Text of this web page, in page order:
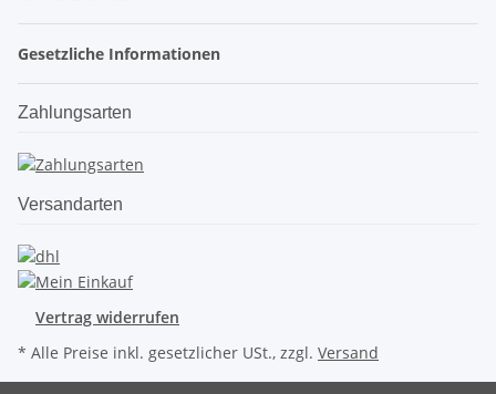
Gesetzliche Informationen
Zahlungsarten
Versandarten
Vertrag widerrufen
* Alle Preise inkl. gesetzlicher USt., zzgl. Versand